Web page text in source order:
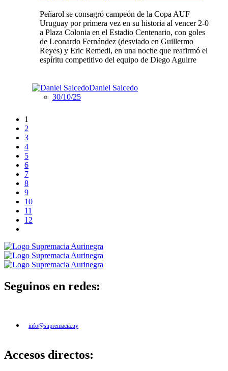
Peñarol se consagró campeón de la Copa AUF
Uruguay por primera vez en su historia al vencer 2-0
a Plaza Colonia en el Estadio Centenario, con goles
de Leonardo Fernández (desviado en Guillermo
Reyes) y Eric Remedi, en una noche que reafirmó el
espíritu competitivo del equipo de Diego Aguirre
Daniel Salcedo
30/10/25
1
2
3
4
5
6
7
8
9
10
11
12
Seguinos en redes:
info@supremacia.uy
Accesos directos: